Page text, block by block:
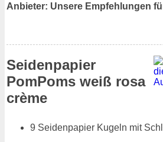
Anbieter: Unsere Empfehlungen
Seidenpapier
PomPoms weiß rosa
crème
9 Seidenpapier Kugeln mit